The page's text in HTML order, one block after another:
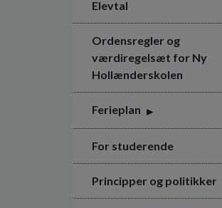
Elevtal
Ordensregler og
værdiregelsæt for Ny
Hollænderskolen
Ferieplan
For studerende
Principper og politikker